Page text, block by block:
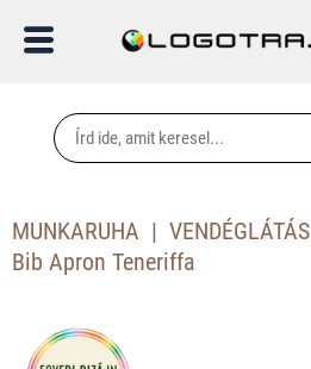
MUNKARUHA VENDÉGLÁTÁS
Bib Apron Teneriffa